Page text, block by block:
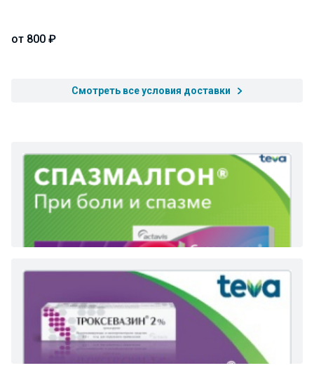
от 800 ₽
Смотреть все условия доставки